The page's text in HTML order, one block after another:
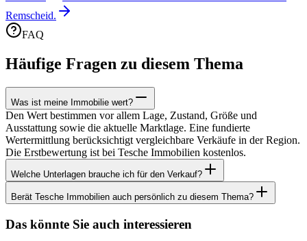
Remscheid.
FAQ
Häufige Fragen zu diesem Thema
Was ist meine Immobilie wert?
Den Wert bestimmen vor allem Lage, Zustand, Größe und
Ausstattung sowie die aktuelle Marktlage. Eine fundierte
Wertermittlung berücksichtigt vergleichbare Verkäufe in der Region.
Die Erstbewertung ist bei Tesche Immobilien kostenlos.
Welche Unterlagen brauche ich für den Verkauf?
Berät Tesche Immobilien auch persönlich zu diesem Thema?
Das könnte Sie auch interessieren